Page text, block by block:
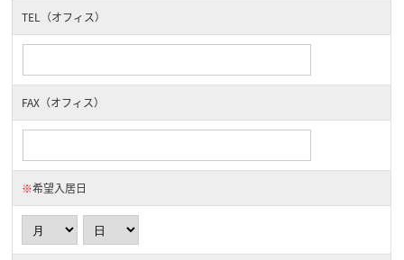
TEL（オフィス）
FAX（オフィス）
※希望入居日